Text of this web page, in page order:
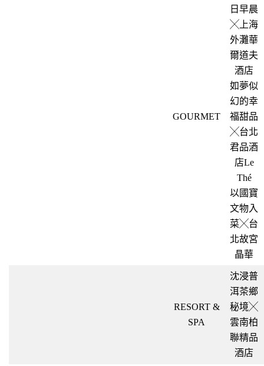
GOURMET
日早晨
╳上海
外灘華
爾道夫
酒店
如夢似
幻的幸
福甜品
╳台北
君品酒
店Le
Thé
以國寶
文物入
菜╳台
北故宮
晶華
RESORT &
SPA
沈浸普
洱茶鄉
秘境╳
雲南柏
聯精品
酒店